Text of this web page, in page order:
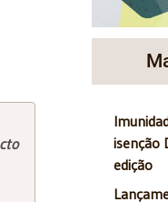
isenção
edição